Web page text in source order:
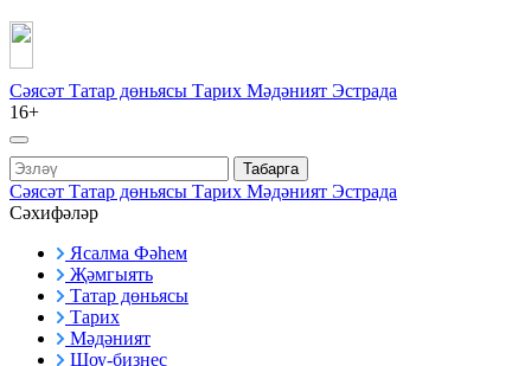
Сәясәт Татар дөньясы Тарих Мәдәният Эстрада
16+
Табарга
Сәясәт Татар дөньясы Тарих Мәдәният Эстрада
Сәхифәләр
Ясалма Фәһем
Җәмгыять
Татар дөньясы
Тарих
Мәдәният
Шоу-бизнес